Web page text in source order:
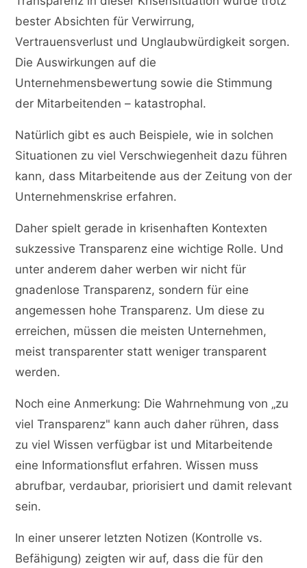
bester Absichten für Verwirrung,
Vertrauensverlust und Unglaubwürdigkeit sorgen.
Die Auswirkungen auf die
Unternehmensbewertung sowie die Stimmung
der Mitarbeitenden – katastrophal.
Natürlich gibt es auch Beispiele, wie in solchen
Situationen zu viel Verschwiegenheit dazu führen
kann, dass Mitarbeitende aus der Zeitung von der
Unternehmenskrise erfahren.
Daher spielt gerade in krisenhaften Kontexten
sukzessive Transparenz eine wichtige Rolle. Und
unter anderem daher werben wir nicht für
gnadenlose Transparenz, sondern für eine
angemessen hohe Transparenz. Um diese zu
erreichen, müssen die meisten Unternehmen,
meist transparenter statt weniger transparent
werden.
Noch eine Anmerkung: Die Wahrnehmung von „zu
viel Transparenz" kann auch daher rühren, dass
zu viel Wissen verfügbar ist und Mitarbeitende
eine Informationsflut erfahren. Wissen muss
abrufbar, verdaubar, priorisiert und damit relevant
sein.
In einer unserer letzten Notizen (Kontrolle vs.
Befähigung) zeigten wir auf, dass die für den